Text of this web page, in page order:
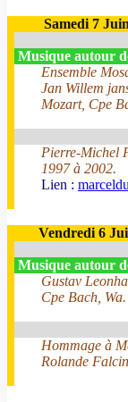
Samedi 7
Musique autour
Ensemble
Jan Willem
Mozart, Cpe
Pierre-Michel
1997 à 2002.
Lien :
Vendredi 6
Musique autour
Gustav
Cpe Bach,
Hommage à
Rolande